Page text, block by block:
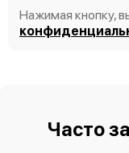
Нажимая кнопку,
Часто